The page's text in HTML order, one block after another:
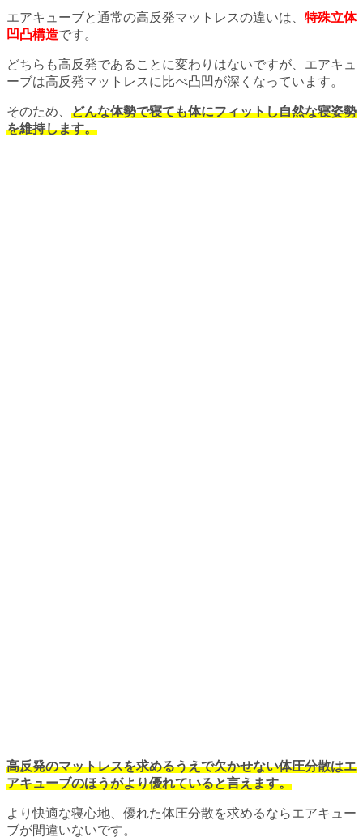
エアキューブと通常の高反発マットレスの違いは、 特殊立体
凹凸構造です。
どちらも高反発であることに変わりはないですが、エアキュ
ーブは高反発マットレスに比べ凸凹が深くなっています。
そのため、 どんな体勢で寝ても体にフィットし自然な寝姿勢
を維持します。
高反発のマットレスを求めるうえで欠かせない体圧分散はエ
アキューブのほうがより優れていると言えます。
より快適な寝心地、優れた体圧分散を求めるならエアキュー
ブが間違いないです。